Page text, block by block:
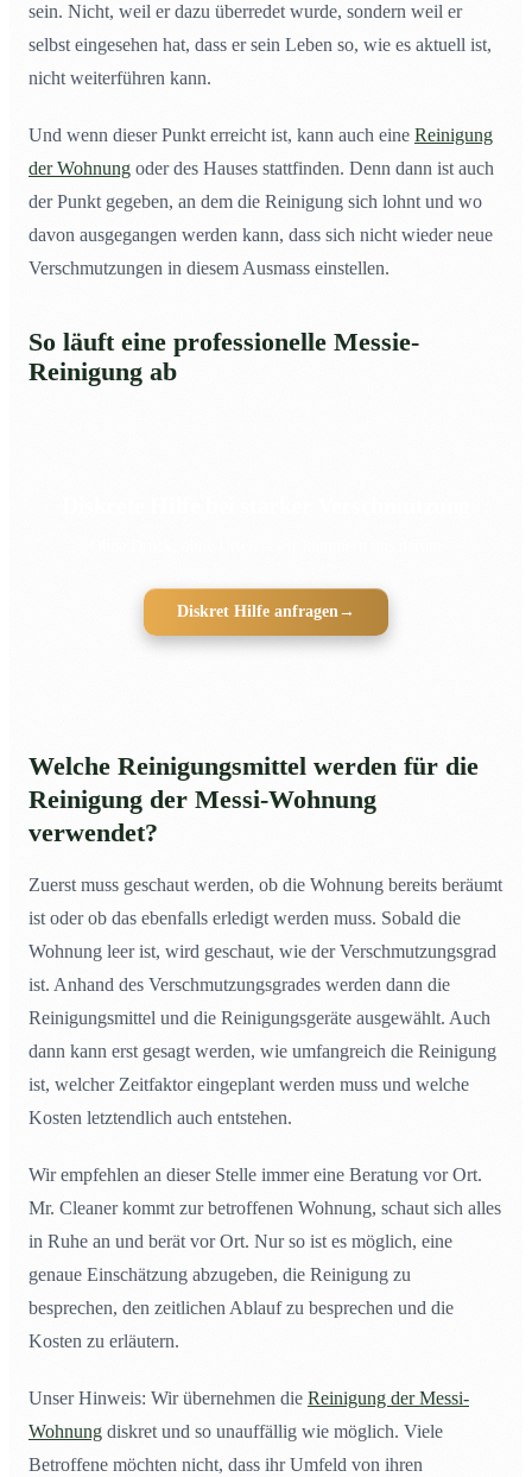
sein. Nicht, weil er dazu überredet wurde, sondern weil er
selbst eingesehen hat, dass er sein Leben so, wie es aktuell ist,
nicht weiterführen kann.
Und wenn dieser Punkt erreicht ist, kann auch eine Reinigung
der Wohnung oder des Hauses stattfinden. Denn dann ist auch
der Punkt gegeben, an dem die Reinigung sich lohnt und wo
davon ausgegangen werden kann, dass sich nicht wieder neue
Verschmutzungen in diesem Ausmass einstellen.
So läuft eine professionelle Messie-
Reinigung ab
Diskret Hilfe anfragen→
Welche Reinigungsmittel werden für die
Reinigung der Messi-Wohnung
verwendet?
Zuerst muss geschaut werden, ob die Wohnung bereits beräumt
ist oder ob das ebenfalls erledigt werden muss. Sobald die
Wohnung leer ist, wird geschaut, wie der Verschmutzungsgrad
ist. Anhand des Verschmutzungsgrades werden dann die
Reinigungsmittel und die Reinigungsgeräte ausgewählt. Auch
dann kann erst gesagt werden, wie umfangreich die Reinigung
ist, welcher Zeitfaktor eingeplant werden muss und welche
Kosten letztendlich auch entstehen.
Wir empfehlen an dieser Stelle immer eine Beratung vor Ort.
Mr. Cleaner kommt zur betroffenen Wohnung, schaut sich alles
in Ruhe an und berät vor Ort. Nur so ist es möglich, eine
genaue Einschätzung abzugeben, die Reinigung zu
besprechen, den zeitlichen Ablauf zu besprechen und die
Kosten zu erläutern.
Unser Hinweis: Wir übernehmen die Reinigung der Messi-
Wohnung diskret und so unauffällig wie möglich. Viele
Betroffene möchten nicht, dass ihr Umfeld von ihren